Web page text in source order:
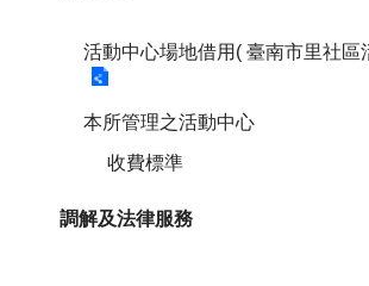
活動中心場地借用( 臺南市里社區
本所管理之活動中心
收費標準
調解及法律服務